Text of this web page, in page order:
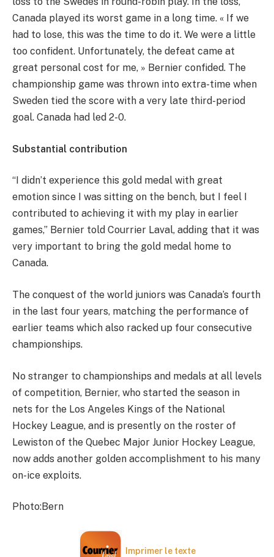
Canada played its worst game in a long time. « If we
had to lose, this was the time to do it. We were a little
too confident. Unfortunately, the defeat came at
great personal cost for me, » Bernier confided. The
championship game was thrown into extra-time when
Sweden tied the score with a very late third-period
goal. Canada had led 2-0.
Substantial contribution
“I didn’t experience this gold medal with great
emotion since I was sitting on the bench, but I feel I
contributed to achieving it with my play in earlier
games,” Bernier told Courrier Laval, adding that it was
very important to bring the gold medal home to
Canada.
The conquest of the world juniors was Canada’s fourth
in the last four years, matching the performance of
earlier teams which also racked up four consecutive
championships.
No stranger to championships and medals at all levels
of competition, Bernier, who started the season in
nets for the Los Angeles Kings of the National
Hockey League, and is presently on the roster of
Lewiston of the Quebec Major Junior Hockey League,
now adds another golden accomplishment to his many
on-ice exploits.
Photo:Bern
Imprimer le texte